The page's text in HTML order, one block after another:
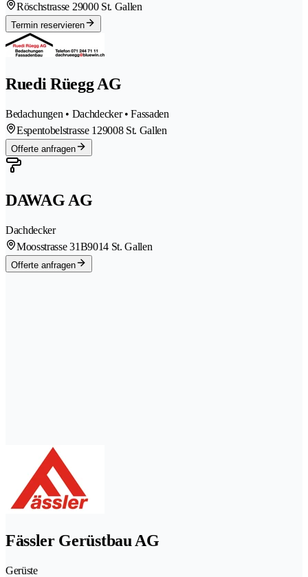
Röschstrasse 29000 St. Gallen
Termin reservieren
Ruedi Rüegg AG
Bedachungen • Dachdecker • Fassaden
Espentobelstrasse 129008 St. Gallen
Offerte anfragen
DAWAG AG
Dachdecker
Moosstrasse 31B9014 St. Gallen
Offerte anfragen
Fässler Gerüstbau AG
Gerüste